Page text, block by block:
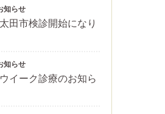
知らせ
田市検診開始になり
知らせ
イーク診療のお知ら